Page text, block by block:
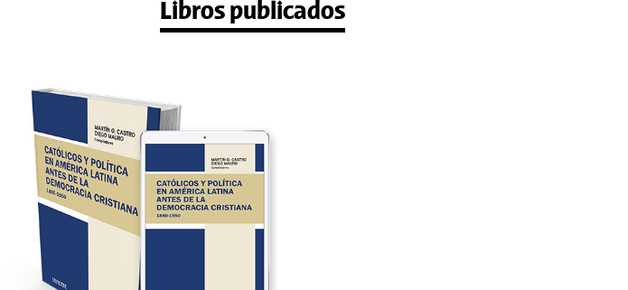
Libros publicados